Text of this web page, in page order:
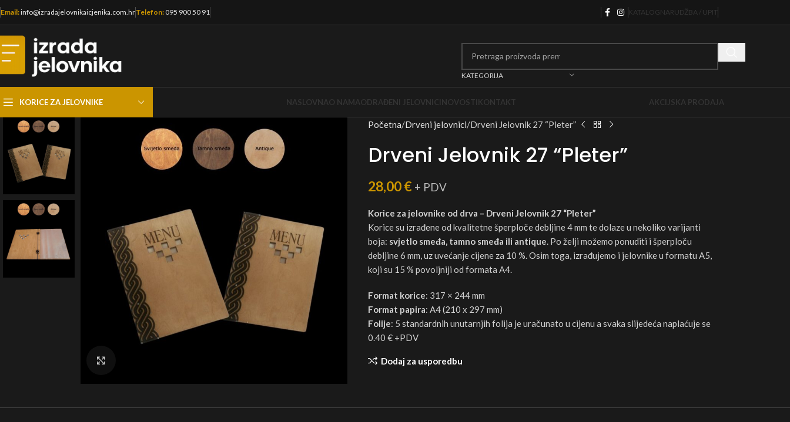
Email:info@izradajelovnikaicjenika.com.hrTelefon: 095 900 50 91 KATALOGNARUDŽBA / UPIT
KATEGORIJA
KORICE ZA JELOVNIKE NASLOVNAO NAMAODRAĐENI JELOVNICINOVOSTIKONTAKT AKCIJSKA PRODAJA
Početna Drveni jelovnici Drveni Jelovnik 27 “Pleter”
Drveni Jelovnik 27 “Pleter”
28,00€ + PDV
Korice za jelovnike od drva – Drveni Jelovnik 27 “Pleter”
Korice su izrađene od kvalitetne šperploče debljine 4 mm te dolaze u nekoliko varijanti
boja: svjetlo smeđa, tamno smeđa ili antique. Po želji možemo ponuditi i šperploču
debljine 6 mm, uz uvećanje cijene za 10 %. Osim toga, izrađujemo i jelovnike u formatu A5,
koji su 15 % povoljniji od formata A4.
Format korice: 317 × 244 mm
Format papira: A4 (210 x 297 mm)
Folije: 5 standardnih unutarnjih folija je uračunato u cijenu a svaka slijedeća naplaćuje se
0.40 € +PDV
Dodaj za usporedbu